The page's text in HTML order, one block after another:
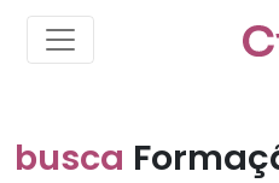
busca